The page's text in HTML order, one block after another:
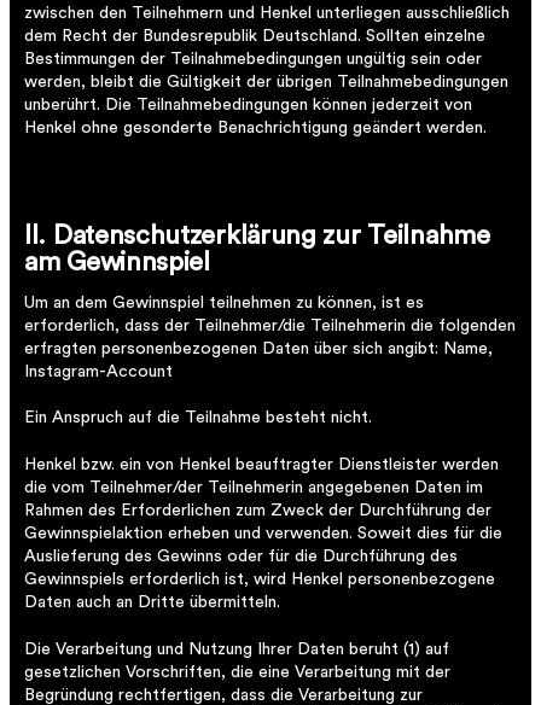
zwischen den Teilnehmern und Henkel unterliegen ausschließlich
dem Recht der Bundesrepublik Deutschland. Sollten einzelne
Bestimmungen der Teilnahmebedingungen ungültig sein oder
werden, bleibt die Gültigkeit der übrigen Teilnahmebedingungen
unberührt. Die Teilnahmebedingungen können jederzeit von
Henkel ohne gesonderte Benachrichtigung geändert werden.
II. Datenschutzerklärung zur Teilnahme
am Gewinnspiel
Um an dem Gewinnspiel teilnehmen zu können, ist es
erforderlich, dass der Teilnehmer/die Teilnehmerin die folgenden
erfragten personenbezogenen Daten über sich angibt: Name,
Instagram-Account
Ein Anspruch auf die Teilnahme besteht nicht.
Henkel bzw. ein von Henkel beauftragter Dienstleister werden
die vom Teilnehmer/der Teilnehmerin angegebenen Daten im
Rahmen des Erforderlichen zum Zweck der Durchführung der
Gewinnspielaktion erheben und verwenden. Soweit dies für die
Auslieferung des Gewinns oder für die Durchführung des
Gewinnspiels erforderlich ist, wird Henkel personenbezogene
Daten auch an Dritte übermitteln.
Die Verarbeitung und Nutzung Ihrer Daten beruht (1) auf
gesetzlichen Vorschriften, die eine Verarbeitung mit der
Begründung rechtfertigen, dass die Verarbeitung zur